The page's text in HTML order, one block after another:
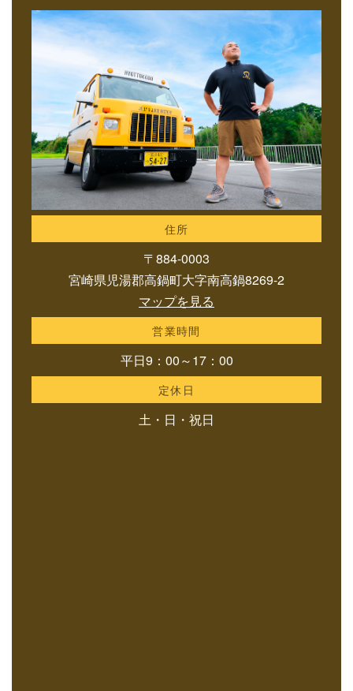
住所
〒884-0003
宮崎県児湯郡高鍋町大字南高鍋8269-2
マップを見る
営業時間
平日9：00～17：00
定休日
土・日・祝日